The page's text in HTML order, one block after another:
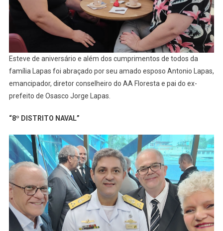
Esteve de aniversário e além dos cumprimentos de todos da
família Lapas foi abraçado por seu amado esposo Antonio Lapas,
emancipador, diretor conselheiro do AA Floresta e pai do ex-
prefeito de Osasco Jorge Lapas.
“8º DISTRITO NAVAL”